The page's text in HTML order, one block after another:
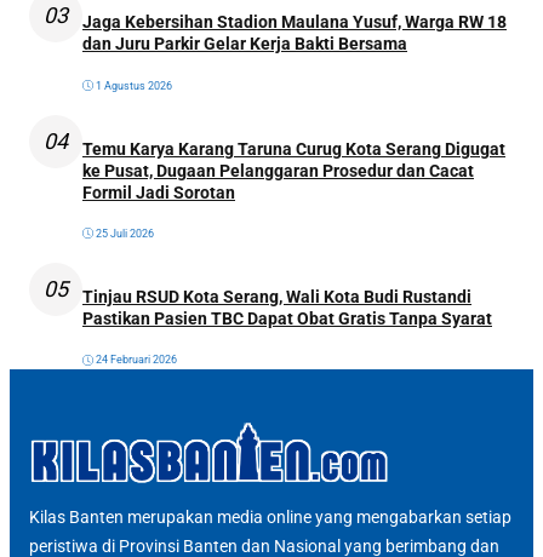
03
Jaga Kebersihan Stadion Maulana Yusuf, Warga RW 18
dan Juru Parkir Gelar Kerja Bakti Bersama
1 Agustus 2026
04
Temu Karya Karang Taruna Curug Kota Serang Digugat
ke Pusat, Dugaan Pelanggaran Prosedur dan Cacat
Formil Jadi Sorotan
25 Juli 2026
05
Tinjau RSUD Kota Serang, Wali Kota Budi Rustandi
Pastikan Pasien TBC Dapat Obat Gratis Tanpa Syarat
24 Februari 2026
Kilas Banten merupakan media online yang mengabarkan setiap
peristiwa di Provinsi Banten dan Nasional yang berimbang dan